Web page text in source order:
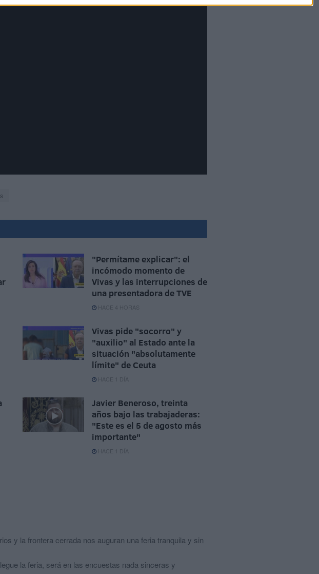
"Permítame explicar": el
incómodo momento de
Vivas y las interrupciones de
una presentadora de TVE
HACE 4 HORAS
Vivas pide "socorro" y
"auxilio" al Estado ante la
situación "absolutamente
límite" de Ceuta
HACE 1 DÍA
Javier Beneroso, treinta
años bajo las trabajaderas:
"Este es el 5 de agosto más
importante"
HACE 1 DÍA
y la frontera cerrada nos auguran una feria tranquila y sin
la feria, será en las encuestas nada sinceras y